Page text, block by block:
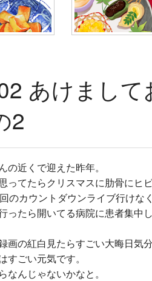
あけまし
2
の近くで迎えた昨年。
ってたらクリスマスに肋骨にヒ
のカウントダウンライブ行けな
ったら開いてる病院に患者集中
画の紅白見たらすごい大晦日気
すごい元気です。
なんじゃないかなと。